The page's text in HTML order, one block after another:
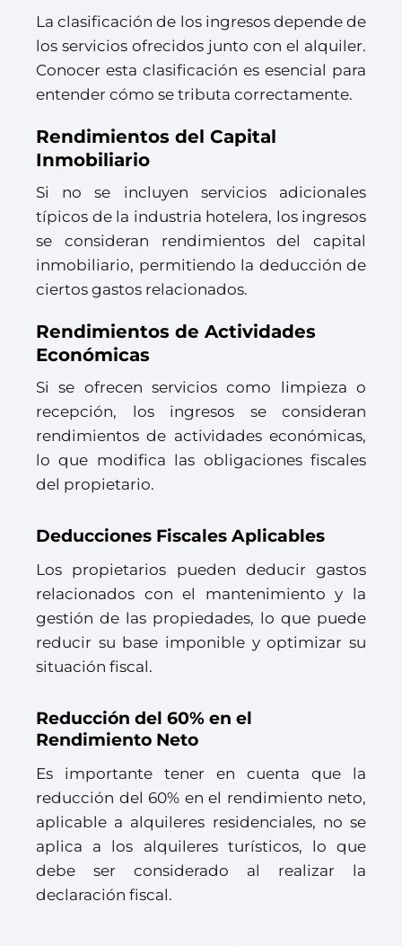
La clasificación de los ingresos depende de
los servicios ofrecidos junto con el alquiler.
Conocer esta clasificación es esencial para
entender cómo se tributa correctamente.
Rendimientos del Capital
Inmobiliario
Si no se incluyen servicios adicionales
típicos de la industria hotelera, los ingresos
se consideran rendimientos del capital
inmobiliario, permitiendo la deducción de
ciertos gastos relacionados.
Rendimientos de Actividades
Económicas
Si se ofrecen servicios como limpieza o
recepción, los ingresos se consideran
rendimientos de actividades económicas,
lo que modifica las obligaciones fiscales
del propietario.
Deducciones Fiscales Aplicables
Los propietarios pueden deducir gastos
relacionados con el mantenimiento y la
gestión de las propiedades, lo que puede
reducir su base imponible y optimizar su
situación fiscal.
Reducción del 60% en el
Rendimiento Neto
Es importante tener en cuenta que la
reducción del 60% en el rendimiento neto,
aplicable a alquileres residenciales, no se
aplica a los alquileres turísticos, lo que
debe ser considerado al realizar la
declaración fiscal.